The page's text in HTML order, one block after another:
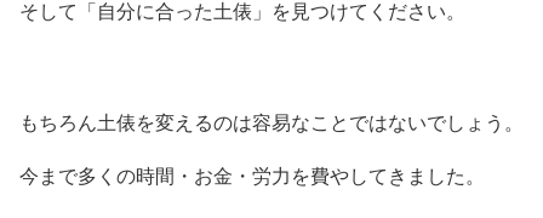
そして「自分に合った土俵」を見つけてください。
もちろん土俵を変えるのは容易なことではないでしょう。
今まで多くの時間・お金・労力を費やしてきました。